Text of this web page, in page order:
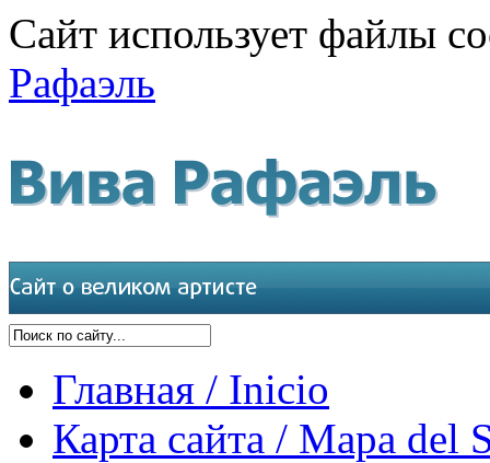
Сайт использует файлы
Рафаэль
Главная / Inicio
Карта сайта / Mapa del